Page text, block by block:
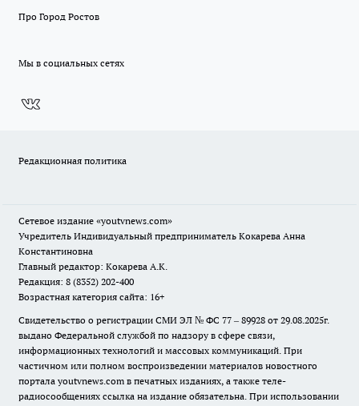
Про Город Ростов
Мы в социальных сетях
Редакционная политика
Сетевое издание «youtvnews.com»
Учредитель Индивидуальный предприниматель Кокарева Анна
Константиновна
Главный редактор: Кокарева А.К.
Редакция: 8 (8352) 202-400
Возрастная категория сайта: 16+
Свидетельство о регистрации СМИ ЭЛ № ФС 77 – 89928 от 29.08.2025г.
выдано Федеральной службой по надзору в сфере связи,
информационных технологий и массовых коммуникаций. При
частичном или полном воспроизведении материалов новостного
портала youtvnews.com в печатных изданиях, а также теле-
радиосообщениях ссылка на издание обязательна. При использовании